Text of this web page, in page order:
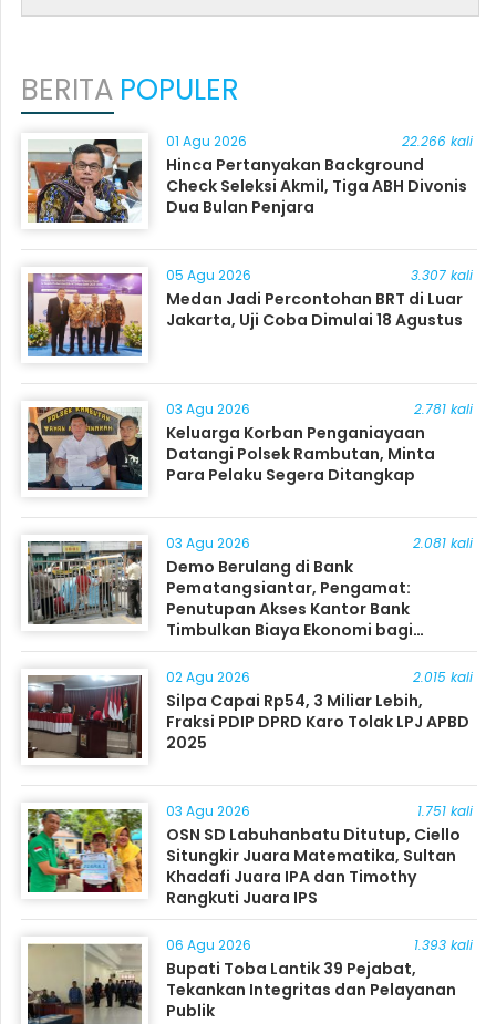
BERITA POPULER
01 Agu 2026 22.266 kali
Hinca Pertanyakan Background
Check Seleksi Akmil, Tiga ABH Divonis
Dua Bulan Penjara
05 Agu 2026 3.307 kali
Medan Jadi Percontohan BRT di Luar
Jakarta, Uji Coba Dimulai 18 Agustus
03 Agu 2026 2.781 kali
Keluarga Korban Penganiayaan
Datangi Polsek Rambutan, Minta
Para Pelaku Segera Ditangkap
03 Agu 2026 2.081 kali
Demo Berulang di Bank
Pematangsiantar, Pengamat:
Penutupan Akses Kantor Bank
Timbulkan Biaya Ekonomi bagi
Masyarakat
02 Agu 2026 2.015 kali
Silpa Capai Rp54, 3 Miliar Lebih,
Fraksi PDIP DPRD Karo Tolak LPJ APBD
2025
03 Agu 2026 1.751 kali
OSN SD Labuhanbatu Ditutup, Ciello
Situngkir Juara Matematika, Sultan
Khadafi Juara IPA dan Timothy
Rangkuti Juara IPS
06 Agu 2026 1.393 kali
Bupati Toba Lantik 39 Pejabat,
Tekankan Integritas dan Pelayanan
Publik